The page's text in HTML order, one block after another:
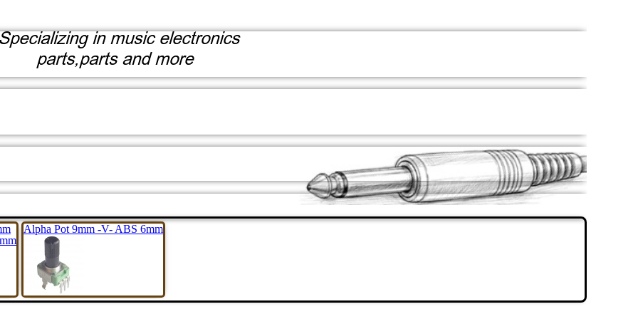
Alpha Pot 9mm -V- ABS 6mm